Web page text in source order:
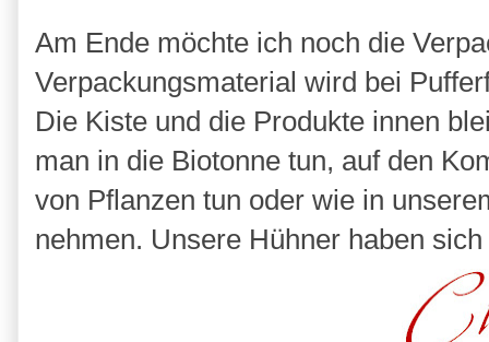
Am Ende möchte ich noch die
Verpackungsmaterial wird bei
Die Kiste und die Produkte innen
man in die Biotonne tun, auf den
von Pflanzen tun oder wie in
nehmen. Unsere Hühner haben